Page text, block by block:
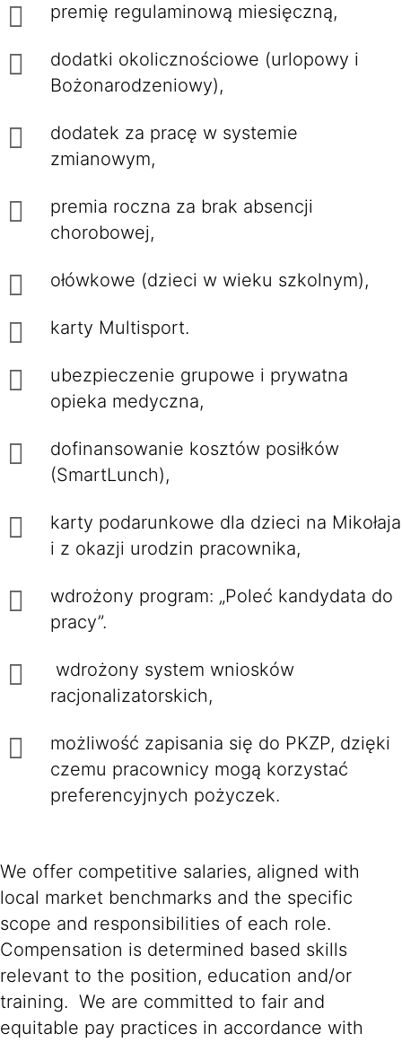
premię regulaminową miesięczną,
dodatki okolicznościowe (urlopowy i
Bożonarodzeniowy),
dodatek za pracę w systemie
zmianowym,
premia roczna za brak absencji
chorobowej,
ołówkowe (dzieci w wieku szkolnym),
karty Multisport.
ubezpieczenie grupowe i prywatna
opieka medyczna,
dofinansowanie kosztów posiłków
(SmartLunch),
karty podarunkowe dla dzieci na Mikołaja
i z okazji urodzin pracownika,
wdrożony program: „Poleć kandydata do
pracy”.
wdrożony system wniosków
racjonalizatorskich,
możliwość zapisania się do PKZP, dzięki
czemu pracownicy mogą korzystać
preferencyjnych pożyczek.
We offer competitive salaries, aligned with
local market benchmarks and the specific
scope and responsibilities of each role.
Compensation is determined based skills
relevant to the position, education and/or
training. We are committed to fair and
equitable pay practices in accordance with